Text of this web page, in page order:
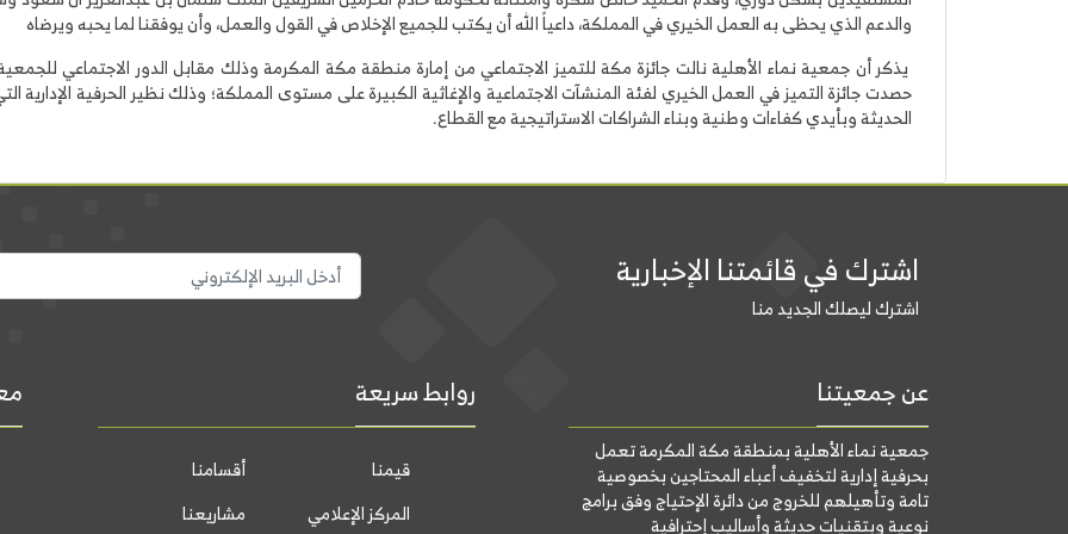
والدعم الذي يحظى به العمل الخيري في المملكة، داعياً الله أن يكتب للجميع الإخلاص في القول والعمل، وأن يوفقنا لما يحبه ويرضاه
يذكر أن جمعية نماء الأهلية نالت جائزة مكة للتميز الاجتماعي من إمارة منطقة مكة المكرمة وذلك مقابل الدور الاجتماعي
حصدت جائزة التميز في العمل الخيري لفئة المنشآت الاجتماعية والإغاثية الكبيرة على مستوى المملكة؛ وذلك نظير الحرفية
الحديثة وبأيدي كفاءات وطنية وبناء الشراكات الاستراتيجية مع القطاع.
اشترك في قائمتنا الإخبارية
اشترك ليصلك الجديد منا
عن جمعيتنا
جمعية نماء الأهلية بمنطقة مكة المكرمة تعمل
بحرفية إدارية لتخفيف أعباء المحتاجين بخصوصية
تامة وتأهيلهم للخروج من دائرة الإحتياج وفق برامج
نوعية وبتقنيات حديثة وأساليب إحترافية
روابط سريعة
قيمنا
أقسامنا
المركز الإعلامي
مشاريعنا